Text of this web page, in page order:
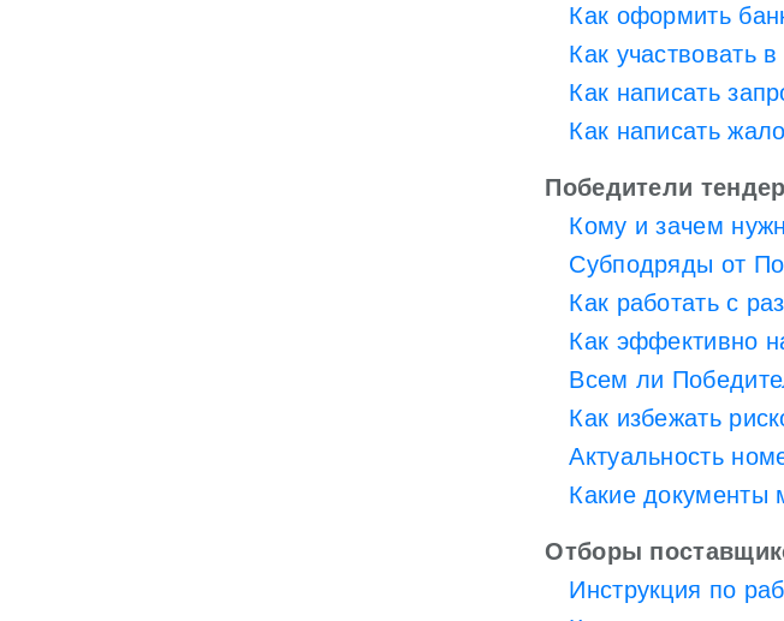
Как оформить
Как участвовать
Как написать
Как написать
Победители
Кому и зачем
Субподряды от
Как работать с
Как эффективно
Всем ли
Как избежать
Актуальность
Какие документы
Отборы
Инструкция по